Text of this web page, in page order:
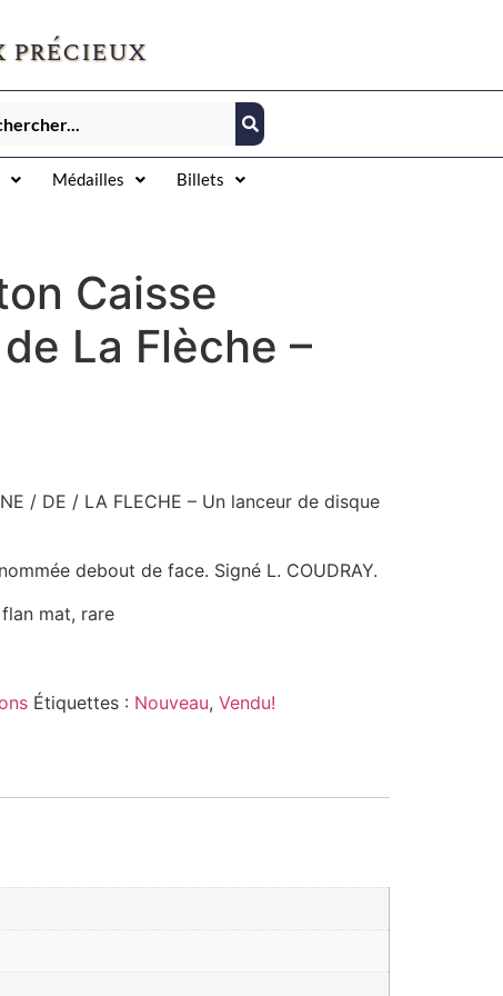
précieux
Médailles
Billets
Caisse
La Flèche –
/ DE / LA FLECHE – Un lanceur de disque
debout de face. Signé L. COUDRAY.
mat, rare
Étiquettes : Nouveau, Vendu!